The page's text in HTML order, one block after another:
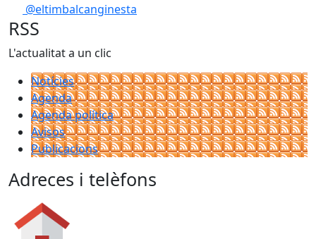
@eltimbalcanginesta
RSS
L'actualitat a un clic
Notícies
Agenda
Agenda política
Avisos
Publicacions
Adreces i telèfons